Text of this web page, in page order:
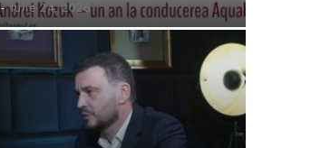
- iulie 24, 2026